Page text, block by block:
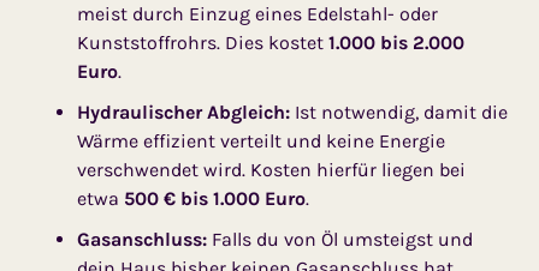
meist durch Einzug eines Edelstahl- oder
Kunststoff­rohrs. Dies kostet 1.000 bis 2.000
Euro.
Hydraulischer Abgleich: Ist notwendig, damit die
Wärme effizient verteilt und keine Energie
verschwendet wird. Kosten hierfür liegen bei
etwa 500 € bis 1.000 Euro.
Gasanschluss: Falls du von Öl umsteigst und